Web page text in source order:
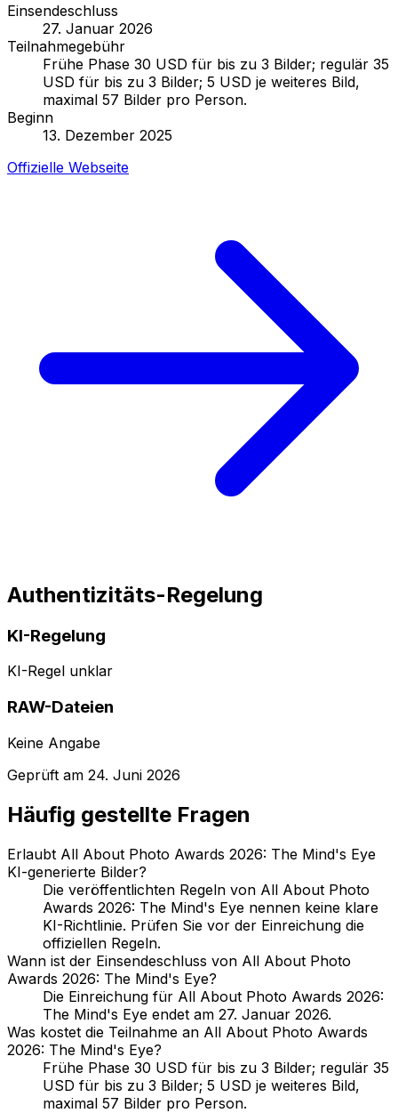
Einsendeschluss
27. Januar 2026
Teilnahmegebühr
Frühe Phase 30 USD für bis zu 3 Bilder; regulär 35
USD für bis zu 3 Bilder; 5 USD je weiteres Bild,
maximal 57 Bilder pro Person.
Beginn
13. Dezember 2025
Offizielle Webseite
Authentizitäts-Regelung
KI-Regelung
KI-Regel unklar
RAW-Dateien
Keine Angabe
Geprüft am 24. Juni 2026
Häufig gestellte Fragen
Erlaubt All About Photo Awards 2026: The Mind's Eye
KI-generierte Bilder?
Die veröffentlichten Regeln von All About Photo
Awards 2026: The Mind's Eye nennen keine klare
KI-Richtlinie. Prüfen Sie vor der Einreichung die
offiziellen Regeln.
Wann ist der Einsendeschluss von All About Photo
Awards 2026: The Mind's Eye?
Die Einreichung für All About Photo Awards 2026:
The Mind's Eye endet am 27. Januar 2026.
Was kostet die Teilnahme an All About Photo Awards
2026: The Mind's Eye?
Frühe Phase 30 USD für bis zu 3 Bilder; regulär 35
USD für bis zu 3 Bilder; 5 USD je weiteres Bild,
maximal 57 Bilder pro Person.